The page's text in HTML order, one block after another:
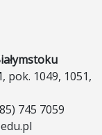
pok. 1049, 1051,
745 7059